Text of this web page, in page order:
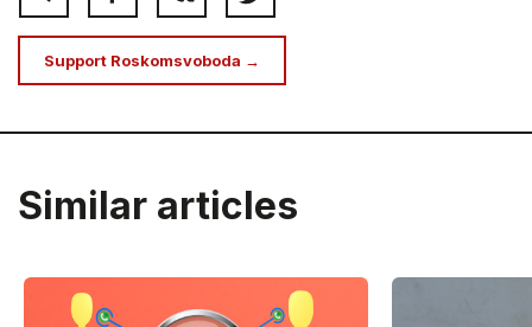
Support Roskomsvoboda →
Similar articles